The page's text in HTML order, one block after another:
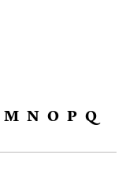
M N O P Q